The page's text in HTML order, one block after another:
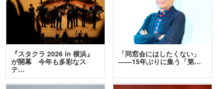
『スタクラ 2026 in 横浜』
が開幕 今年も多彩なス
テ…
「同窓会にはしたくない」
――15年ぶりに集う「第…